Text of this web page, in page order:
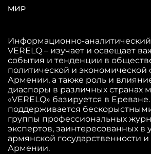
МИР
Информационно-
VERELQ – изучает и освещает
события и тенденции в
политической и экономической
Армении, а также роль и
диаспоры в различных странах
«VERELQ» базируется в
поддерживается
группы профессиональных
экспертов, заинтересованных в
армянской государственности
Армении.